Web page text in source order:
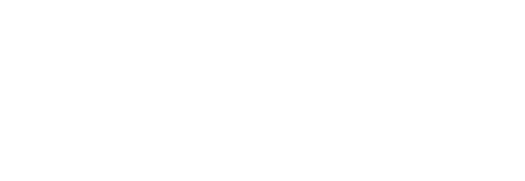
مانند: نحوه بازاریابی، مدیریت استراتژیک، هوش مصنوعی و فنون مذاکره را به افراد
کار پر سود را راه ‌اندازی کنند.